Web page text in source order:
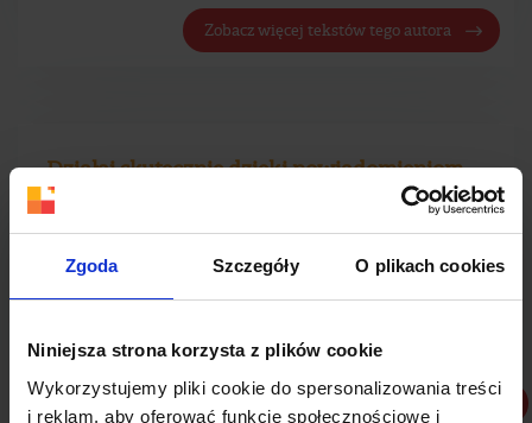
Zgoda Szczegóły O plikach cookies
Niniejsza strona korzysta z plików cookie
Wykorzystujemy pliki cookie do spersonalizowania treści
i reklam, aby oferować funkcje społecznościowe i
Zobacz więcej tekstów tego autora
Działaj skutecznie dzięki powiadomieniom
push
z Grupy Adnext